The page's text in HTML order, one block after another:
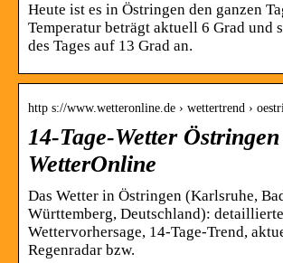
Heute ist es in Östringen den ganzen
Temperatur beträgt aktuell 6 Grad und
des Tages auf 13 Grad an.
http s://www.wetteronline.de › wettertrend ›
14-Tage-Wetter
WetterOnline
Das Wetter in Östringen (Karlsruhe,
Württemberg, Deutschland): detaillierte
Wettervorhersage, 14-Tage-Trend,
Regenradar bzw.